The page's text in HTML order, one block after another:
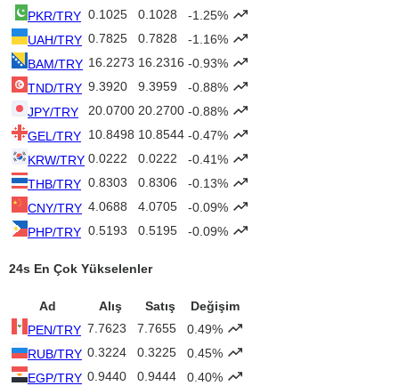
PKR/TRY 0.1025 0.1028
-1.25%
UAH/TRY 0.7825 0.7828
-1.16%
BAM/TRY 16.2273 16.2316 -0.93%
TND/TRY 9.3920 9.3959
-0.88%
JPY/TRY
20.0700 20.2700 -0.88%
GEL/TRY 10.8498 10.8544 -0.47%
KRW/TRY 0.0222 0.0222
-0.41%
THB/TRY 0.8303 0.8306
-0.13%
CNY/TRY 4.0688 4.0705
-0.09%
PHP/TRY 0.5193 0.5195 -0.09%
24s En Çok Yükselenler
Ad Alış Satış
Değişim
PEN/TRY 7.7623 7.7655
0.49%
RUB/TRY 0.3224 0.3225
0.45%
EGP/TRY 0.9440 0.9444
0.40%